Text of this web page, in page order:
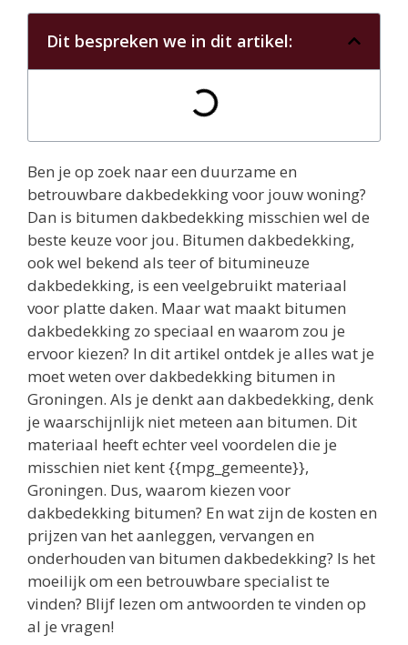
Dit bespreken we in dit artikel:
Ben je op zoek naar een duurzame en
betrouwbare dakbedekking voor jouw woning?
Dan is bitumen dakbedekking misschien wel de
beste keuze voor jou. Bitumen dakbedekking,
ook wel bekend als teer of bitumineuze
dakbedekking, is een veelgebruikt materiaal
voor platte daken. Maar wat maakt bitumen
dakbedekking zo speciaal en waarom zou je
ervoor kiezen? In dit artikel ontdek je alles wat je
moet weten over dakbedekking bitumen in
Groningen. Als je denkt aan dakbedekking, denk
je waarschijnlijk niet meteen aan bitumen. Dit
materiaal heeft echter veel voordelen die je
misschien niet kent {{mpg_gemeente}},
Groningen. Dus, waarom kiezen voor
dakbedekking bitumen? En wat zijn de kosten en
prijzen van het aanleggen, vervangen en
onderhouden van bitumen dakbedekking? Is het
moeilijk om een betrouwbare specialist te
vinden? Blijf lezen om antwoorden te vinden op
al je vragen!